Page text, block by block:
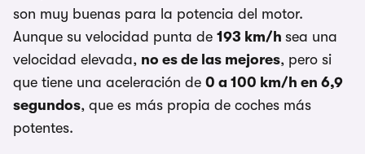
son muy buenas para la potencia del motor.
Aunque su velocidad punta de 193 km/h sea una
velocidad elevada, no es de las mejores, pero si
que tiene una aceleración de 0 a 100 km/h en 6,9
segundos, que es más propia de coches más
potentes.